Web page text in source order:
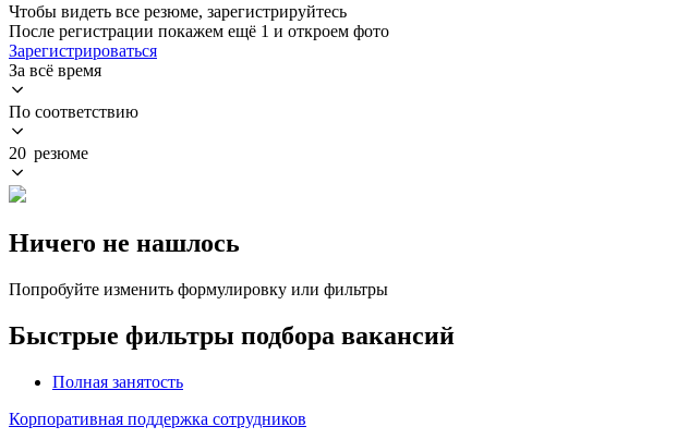
Чтобы видеть все резюме, зарегистрируйтесь
После регистрации покажем ещё 1 и откроем фото
Зарегистрироваться
За всё время
По соответствию
20 резюме
Ничего не нашлось
Попробуйте изменить формулировку или фильтры
Быстрые фильтры подбора вакансий
Полная занятость
Корпоративная поддержка сотрудников